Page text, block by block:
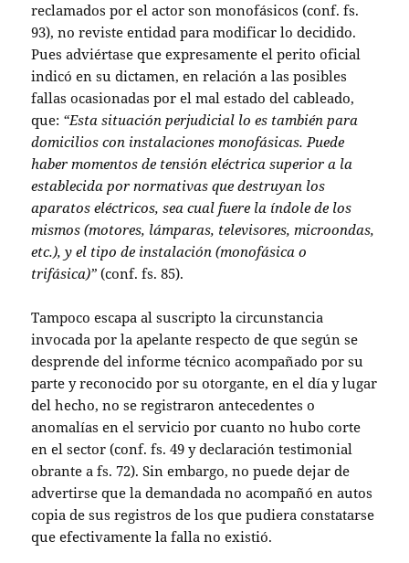
reclamados por el actor son monofásicos (conf. fs.
93), no reviste entidad para modificar lo decidido.
Pues adviértase que expresamente el perito oficial
indicó en su dictamen, en relación a las posibles
fallas ocasionadas por el mal estado del cableado,
que: “Esta situación perjudicial lo es también para
domicilios con instalaciones monofásicas. Puede
haber momentos de tensión eléctrica superior a la
establecida por normativas que destruyan los
aparatos eléctricos, sea cual fuere la índole de los
mismos (motores, lámparas, televisores, microondas,
etc.), y el tipo de instalación (monofásica o
trifásica)” (conf. fs. 85).
Tampoco escapa al suscripto la circunstancia
invocada por la apelante respecto de que según se
desprende del informe técnico acompañado por su
parte y reconocido por su otorgante, en el día y lugar
del hecho, no se registraron antecedentes o
anomalías en el servicio por cuanto no hubo corte
en el sector (conf. fs. 49 y declaración testimonial
obrante a fs. 72). Sin embargo, no puede dejar de
advertirse que la demandada no acompañó en autos
copia de sus registros de los que pudiera constatarse
que efectivamente la falla no existió.